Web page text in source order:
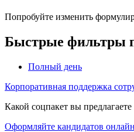
Попробуйте изменить
Быстрые фильтры
Полный день
Корпоративная поддержка
Какой соцпакет вы
Оформляйте кандидатов онлайн